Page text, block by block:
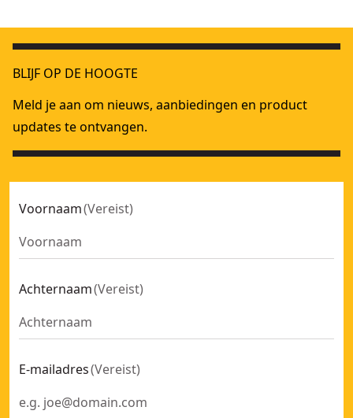
BLIJF OP DE HOOGTE
Meld je aan om nieuws, aanbiedingen en product
updates te ontvangen.
Voornaam(Vereist)
Achternaam(Vereist)
E-mailadres(Vereist)